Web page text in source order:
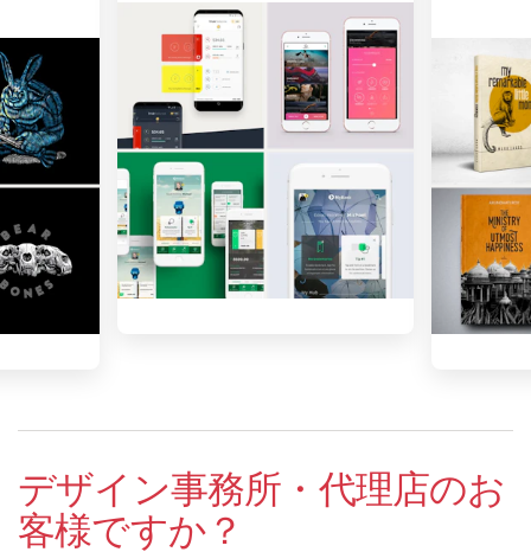
デザイン事務所・代理店のお
客様ですか？